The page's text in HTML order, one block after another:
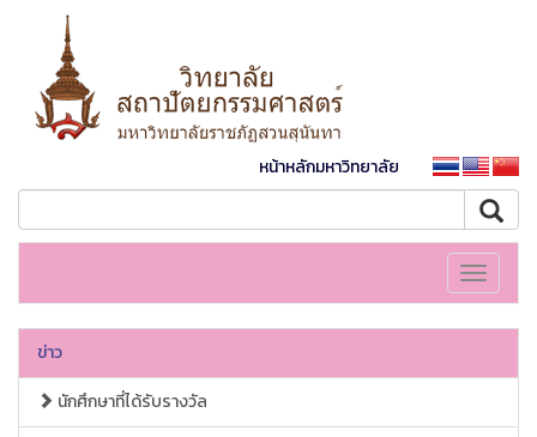
หน้าหลักมหาวิทยาลัย
Toggle
ข่าว
นักศึกษาที่ได้รับรางวัล